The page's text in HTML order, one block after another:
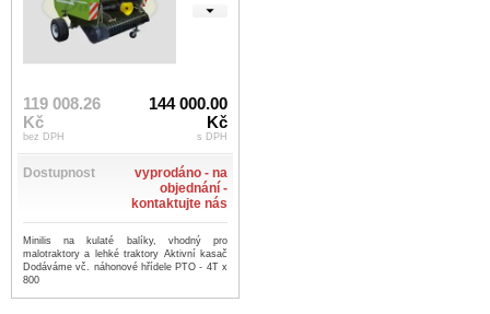
119 008.26
Kč
bez DPH
144 000.00
Kč
s DPH
Dostupnost
vyprodáno - na
objednání -
kontaktujte nás
Minilis na kulaté balíky, vhodný pro
malotraktory a lehké traktory Aktivní kasač
Dodáváme vč. náhonové hřídele PTO - 4T x
800